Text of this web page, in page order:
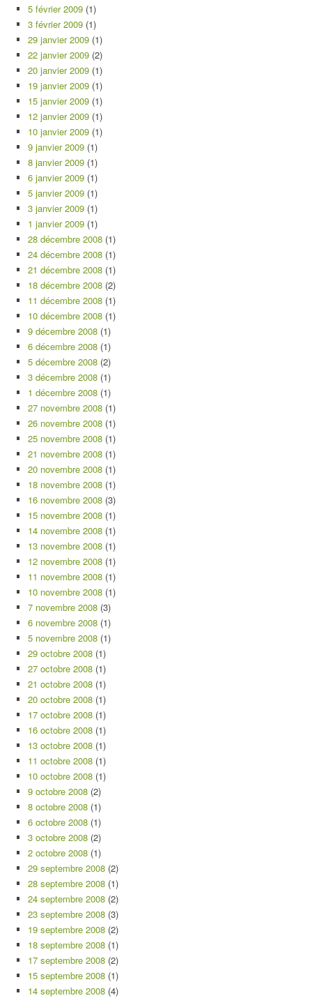
5 février 2009 (1)
3 février 2009 (1)
29 janvier 2009 (1)
22 janvier 2009 (2)
20 janvier 2009 (1)
19 janvier 2009 (1)
15 janvier 2009 (1)
12 janvier 2009 (1)
10 janvier 2009 (1)
9 janvier 2009 (1)
8 janvier 2009 (1)
6 janvier 2009 (1)
5 janvier 2009 (1)
3 janvier 2009 (1)
1 janvier 2009 (1)
28 décembre 2008 (1)
24 décembre 2008 (1)
21 décembre 2008 (1)
18 décembre 2008 (2)
11 décembre 2008 (1)
10 décembre 2008 (1)
9 décembre 2008 (1)
6 décembre 2008 (1)
5 décembre 2008 (2)
3 décembre 2008 (1)
1 décembre 2008 (1)
27 novembre 2008 (1)
26 novembre 2008 (1)
25 novembre 2008 (1)
21 novembre 2008 (1)
20 novembre 2008 (1)
18 novembre 2008 (1)
16 novembre 2008 (3)
15 novembre 2008 (1)
14 novembre 2008 (1)
13 novembre 2008 (1)
12 novembre 2008 (1)
11 novembre 2008 (1)
10 novembre 2008 (1)
7 novembre 2008 (3)
6 novembre 2008 (1)
5 novembre 2008 (1)
29 octobre 2008 (1)
27 octobre 2008 (1)
21 octobre 2008 (1)
20 octobre 2008 (1)
17 octobre 2008 (1)
16 octobre 2008 (1)
13 octobre 2008 (1)
11 octobre 2008 (1)
10 octobre 2008 (1)
9 octobre 2008 (2)
8 octobre 2008 (1)
6 octobre 2008 (1)
3 octobre 2008 (2)
2 octobre 2008 (1)
29 septembre 2008 (2)
28 septembre 2008 (1)
24 septembre 2008 (2)
23 septembre 2008 (3)
19 septembre 2008 (2)
18 septembre 2008 (1)
17 septembre 2008 (2)
15 septembre 2008 (1)
14 septembre 2008 (4)